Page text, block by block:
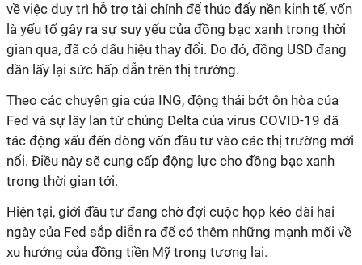
về việc duy trì hỗ trợ tài chính để thúc đẩy nền kinh tế, vốn
là yếu tố gây ra sự suy yếu của đồng bạc xanh trong thời
gian qua, đã có dấu hiệu thay đổi. Do đó, đồng USD đang
dần lấy lại sức hấp dẫn trên thị trường.
Theo các chuyên gia của ING, động thái bớt ôn hòa của
Fed và sự lây lan từ chủng Delta của virus COVID-19 đã
tác động xấu đến dòng vốn đầu tư vào các thị trường mới
nổi. Điều này sẽ cung cấp động lực cho đồng bạc xanh
trong thời gian tới.
Hiện tại, giới đầu tư đang chờ đợi cuộc họp kéo dài hai
ngày của Fed sắp diễn ra để có thêm những mạnh mối về
xu hướng của đồng tiền Mỹ trong tương lai.